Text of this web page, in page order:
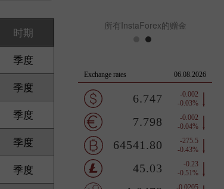
时期
季度
季度
季度
季度
季度
所有InstaForex的赠金